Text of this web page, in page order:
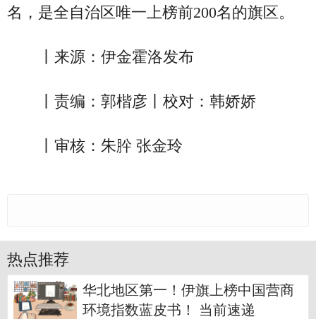
名，是全自治区唯一上榜前200名的旗区。
丨来源：伊金霍洛发布
丨责编：郭楷彦丨校对：韩娇娇
丨审核：朱肸 张金玲
热点推荐
华北地区第一！伊旗上榜中国营商
环境指数蓝皮书！ 当前速递